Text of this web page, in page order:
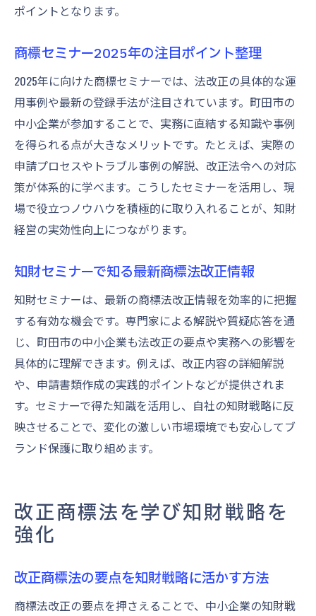
ポイントとなります。
商標セミナー2025年の注目ポイント整理
2025年に向けた商標セミナーでは、法改正の具体的な運
用事例や最新の登録手法が注目されています。町田市の
中小企業が参加することで、実務に直結する知識や事例
を得られる点が大きなメリットです。たとえば、実際の
申請プロセスやトラブル事例の解説、改正法令への対応
策が体系的に学べます。こうしたセミナーを活用し、現
場で役立つノウハウを積極的に取り入れることが、知財
経営の実効性向上につながります。
知財セミナーで知る最新商標法改正情報
知財セミナーは、最新の商標法改正情報を効率的に把握
する有効な機会です。専門家による解説や質疑応答を通
じ、町田市の中小企業も法改正の要点や実務への影響を
具体的に理解できます。例えば、改正内容の詳細解説
や、申請書類作成の実践的ポイントなどが提供されま
す。セミナーで得た知識を活用し、自社の知財戦略に反
映させることで、変化の激しい市場環境でも安心してブ
ランド保護に取り組めます。
改正商標法を学び知財戦略を
強化
改正商標法の要点を知財戦略に活かす方法
商標法改正の要点を押さえることで、中小企業の知財戦